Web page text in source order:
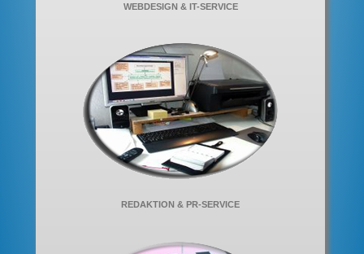
WEBDESIGN & IT-SERVICE
REDAKTION & PR-SERVICE